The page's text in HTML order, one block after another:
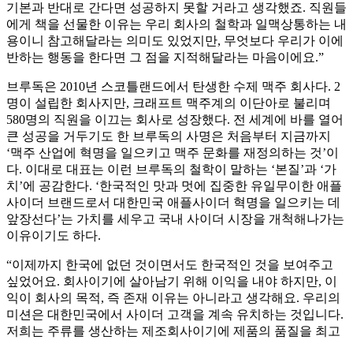
기본과 반대로 간다면 성공하지 못할 거라고 생각했죠. 직원들
에게 책을 선물한 이유는 우리 회사의 철학과 일맥상통하는 내
용이니 참고해달라는 의미도 있었지만, 무엇보다 우리가 이에
반하는 행동을 한다면 그 점을 지적해달라는 마음이에요.”
브루독은 2010년 스코틀랜드에서 탄생한 수제 맥주 회사다. 2
명이 설립한 회사지만, 크래프트 맥주계의 이단아로 불리며
580명의 직원을 이끄는 회사로 성장했다. 전 세계에 바를 열어
큰 성공을 거두기도 한 브루독의 사명은 처음부터 지금까지
‘맥주 산업에 혁명을 일으키고 맥주 문화를 재정의하는 것’이
다. 이대로 대표는 이런 브루독의 철학이 말하는 ‘본질’과 ‘가
치’에 공감한다. ‘한국적인 맛과 멋에 집중한 유일무이한 애플
사이더 브랜드로서 대한민국 애플사이더 혁명을 일으키는 데
앞장선다’는 가치를 세우고 국내 사이더 시장을 개척해나가는
이유이기도 하다.
“이제까지 한국에 없던 것이면서도 한국적인 것을 보여주고
싶었어요. 회사이기에 살아남기 위해 이익을 내야 하지만, 이
익이 회사의 목적, 즉 존재 이유는 아니라고 생각해요. 우리의
미션은 대한민국에서 사이더 고객을 계속 유치하는 것입니다.
저희는 주류를 생산하는 제조회사이기에 제품의 품질을 최고